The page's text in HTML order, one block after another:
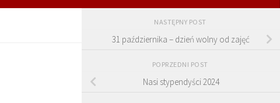
NASTĘPNY POST
31 października – dzień wolny od zajęć
POPRZEDNI POST
Nasi stypendyści 2024